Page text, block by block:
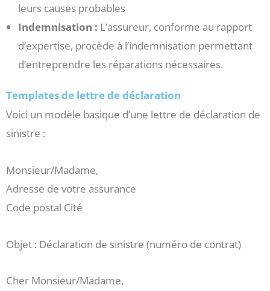
leurs causes probables
Indemnisation : L’assureur, conforme au rapport
d’expertise, procède à l’indemnisation permettant
d’entreprendre les réparations nécessaires.
Templates de lettre de déclaration
Voici un modèle basique d’une lettre de déclaration de
sinistre :
Monsieur/Madame,
Adresse de votre assurance
Code postal Cité
Objet : Déclaration de sinistre (numéro de contrat)
Cher Monsieur/Madame,